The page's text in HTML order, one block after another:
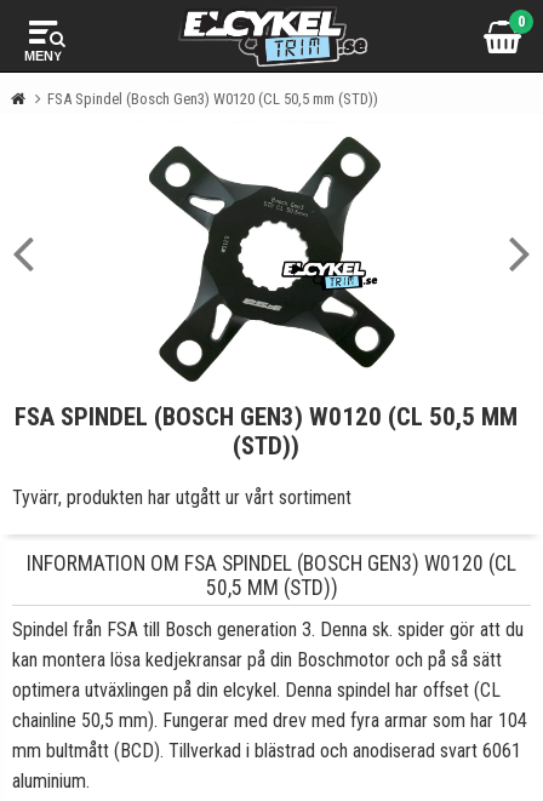
MENY
0
FSA Spindel (Bosch Gen3) W0120 (CL 50,5 mm (STD))
FSA SPINDEL (BOSCH GEN3) W0120 (CL 50,5 MM
(STD))
Tyvärr, produkten har utgått ur vårt sortiment
INFORMATION OM FSA SPINDEL (BOSCH GEN3) W0120 (CL
50,5 MM (STD))
Spindel från FSA till Bosch generation 3. Denna sk. spider gör att du
kan montera lösa kedjekransar på din Boschmotor och på så sätt
optimera utväxlingen på din elcykel. Denna spindel har offset (CL
chainline 50,5 mm). Fungerar med drev med fyra armar som har 104
mm bultmått (BCD). Tillverkad i blästrad och anodiserad svart 6061
aluminium.